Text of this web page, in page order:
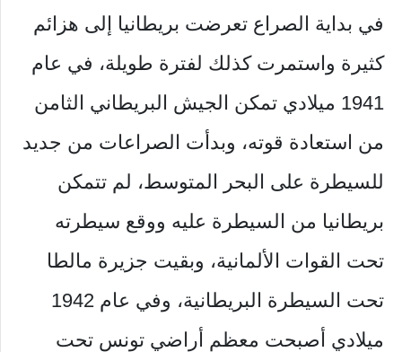
في بداية الصراع تعرضت بريطانيا إلى هزائم
كثيرة واستمرت كذلك لفترة طويلة، في عام
1941 ميلادي تمكن الجيش البريطاني الثامن
من استعادة قوته، وبدأت الصراعات من جديد
للسيطرة على البحر المتوسط، لم تتمكن
بريطانيا من السيطرة عليه ووقع سيطرته
تحت القوات الألمانية، وبقيت جزيرة مالطا
تحت السيطرة البريطانية، وفي عام 1942
ميلادي أصبحت معظم أراضي تونس تحت